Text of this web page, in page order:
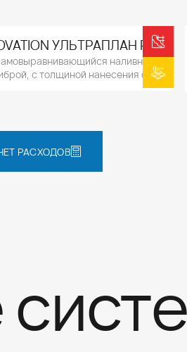
УЛЬТРАПЛАН Р
наливной
с толщиной нанесения от 3
РАСХОДОВ